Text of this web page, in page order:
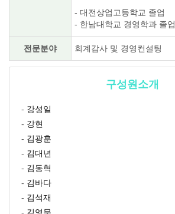
- 대전상업고등학교 졸업
- 한남대학교 경영학과 졸업
전문분야 회계감사 및 경영컨설팅
구성원소개
- 강성일
- 강현
- 김광훈
- 김대년
- 김동혁
- 김바다
- 김석재